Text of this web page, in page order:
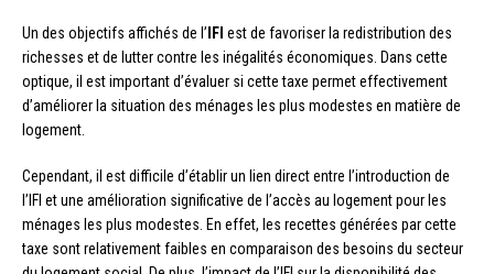
Un des objectifs affichés de l’ IFI est de favoriser la redistribution des
richesses et de lutter contre les inégalités économiques. Dans cette
optique, il est important d’évaluer si cette taxe permet effectivement
d’améliorer la situation des ménages les plus modestes en matière de
logement.
Cependant, il est difficile d’établir un lien direct entre l’introduction de
l’IFI et une amélioration significative de l’accès au logement pour les
ménages les plus modestes. En effet, les recettes générées par cette
taxe sont relativement faibles en comparaison des besoins du secteur